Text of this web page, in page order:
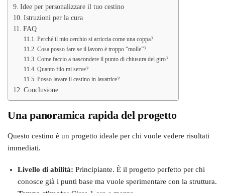
Idee per personalizzare il tuo cestino
Istruzioni per la cura
FAQ
Perché il mio cerchio si arriccia come una coppa?
Cosa posso fare se il lavoro è troppo “molle”?
Come faccio a nascondere il punto di chiusura del giro?
Quanto filo mi serve?
Posso lavare il cestino in lavatrice?
Conclusione
Una panoramica rapida del progetto
Questo cestino è un progetto ideale per chi vuole vedere risultati
immediati.
Livello di abilità: Principiante. È il progetto perfetto per chi
conosce già i punti base ma vuole sperimentare con la struttura.